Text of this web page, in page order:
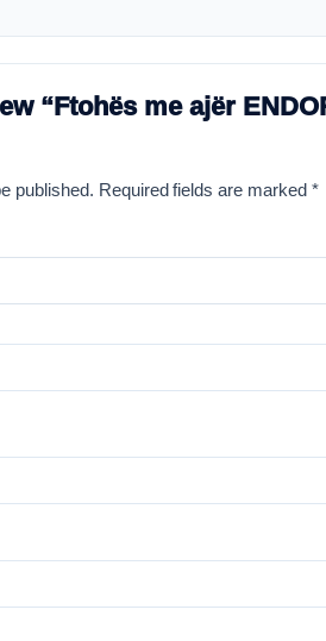
“Ftohës me ajër
published. Required fields are marked *